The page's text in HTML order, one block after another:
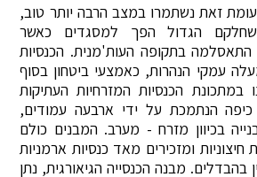
לעומת זאת נשתמרו במצב הרבה יותר טוב,
הגדול הפך למסגדים כאשר
התאסלמה בתקופה העות'מנית. הכנסיות
עמקי הנהרות, כאמצעי ביטחון בסוף
במתכונת הכנסיות המזרחיות העתיקות
הנתמכת על ידי ארבעה עמודים,
בכיוון מזרח - מערב. המבנים כולם
ומזכירים מאד כנסיות ארמניות
בהבדלים. מבנה הכנסייה הגיאורגית, נתן